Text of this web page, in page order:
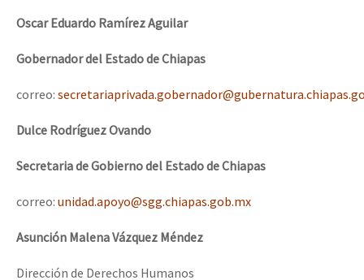
Oscar Eduardo Ramírez Aguilar
Gobernador del Estado de Chiapas
correo:
Dulce Rodríguez Ovando
Secretaria de Gobierno del Estado de Chiapas
correo: unidad.apoyo@sgg.chiapas.gob.mx
Asunción Malena Vázquez Méndez
Dirección de Derechos Humanos